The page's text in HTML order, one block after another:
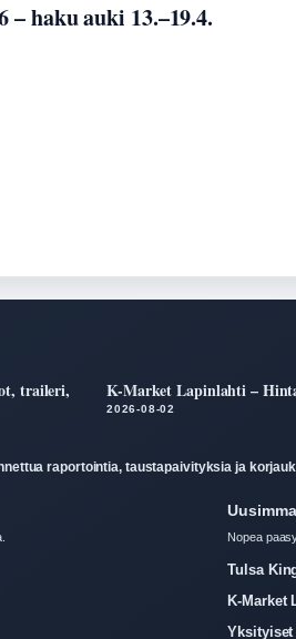
haku auki 13.–19.4.
traileri,
K-Market Lapinlahti –
2026-08-02
raportointia, taustapaivityksia ja
Nopea
Tulsa
K-Market